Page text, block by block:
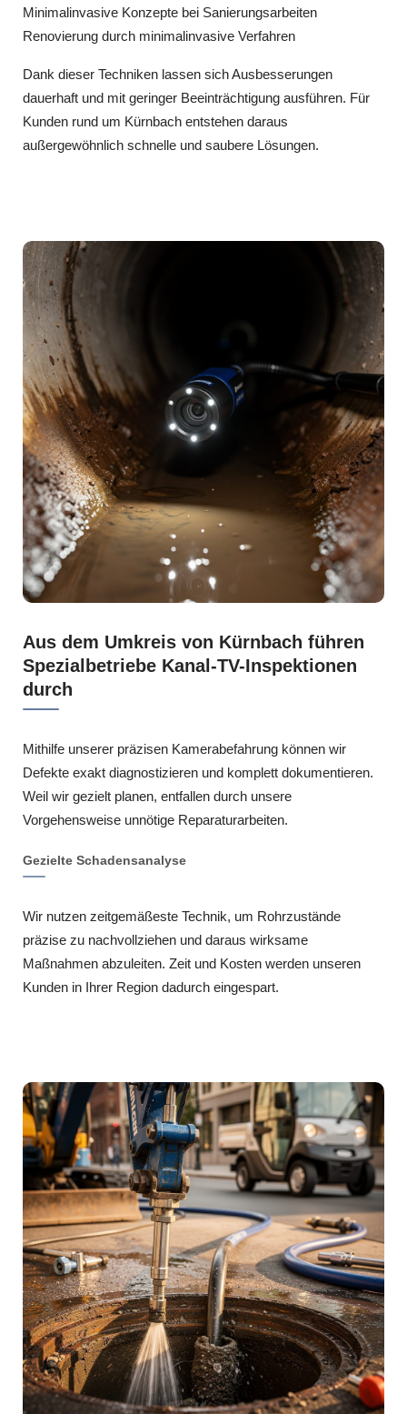
Minimalinvasive Konzepte bei Sanierungsarbeiten
Renovierung durch minimalinvasive Verfahren
Dank dieser Techniken lassen sich Ausbesserungen
dauerhaft und mit geringer Beeinträchtigung ausführen. Für
Kunden rund um Kürnbach entstehen daraus
außergewöhnlich schnelle und saubere Lösungen.
Aus dem Umkreis von Kürnbach führen
Spezialbetriebe Kanal-TV-Inspektionen
durch
Mithilfe unserer präzisen Kamerabefahrung können wir
Defekte exakt diagnostizieren und komplett dokumentieren.
Weil wir gezielt planen, entfallen durch unsere
Vorgehensweise unnötige Reparaturarbeiten.
Gezielte Schadensanalyse
Wir nutzen zeitgemäßeste Technik, um Rohrzustände
präzise zu nachvollziehen und daraus wirksame
Maßnahmen abzuleiten. Zeit und Kosten werden unseren
Kunden in Ihrer Region dadurch eingespart.